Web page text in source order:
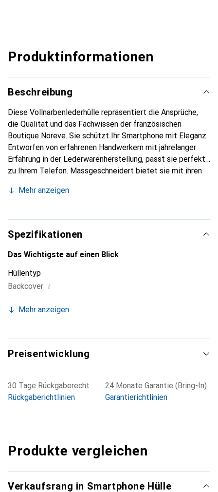
Produktinformationen
Beschreibung
Diese Vollnarbenlederhülle repräsentiert die Ansprüche,
die Qualität und das Fachwissen der französischen
Boutique Noreve. Sie schützt Ihr Smartphone mit Eleganz.
Entworfen von erfahrenen Handwerkern mit jahrelanger
Erfahrung in der Lederwarenherstellung, passt sie perfekt
zu Ihrem Telefon. Massgeschneidert bietet sie mit ihren
schicken und unverzichtbaren Accessoire für Ihr
hochwertigen Produkte anerkannt und eine zuverlässige
Wahl für eine anspruchsvolle Kundschaft.
Mehr anzeigen
Spezifikationen
Das Wichtigste auf einen Blick
Hüllentyp
Backcover i
Mehr anzeigen
Preisentwicklung
30 Tage Rückgaberecht
Rückgaberichtlinien
24 Monate Garantie (Bring-In)
Garantierichtlinien
Produkte vergleichen
Verkaufsrang in Smartphone Hülle